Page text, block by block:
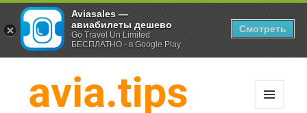
Aviasales —
авиабилеты дешево
Go Travel Un Limited
БЕСПЛАТНО - в Google Play
Смотреть